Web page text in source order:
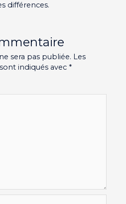
différences.
sera pas publiée. Les
indiqués avec *